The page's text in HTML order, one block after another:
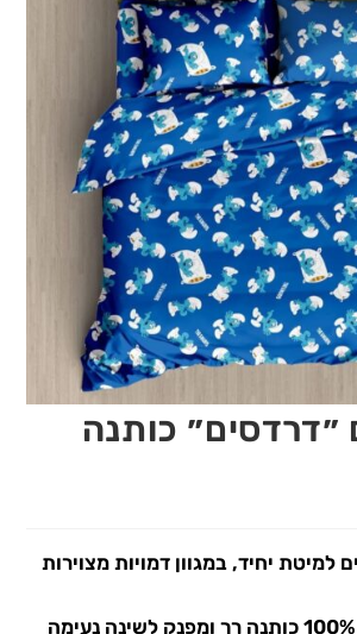
כותנה
למיטת יחיד, במגוון דמויות מצוירות
עשויים בד איכותי 100% כותנה רך ומפנק לשינה נעימה